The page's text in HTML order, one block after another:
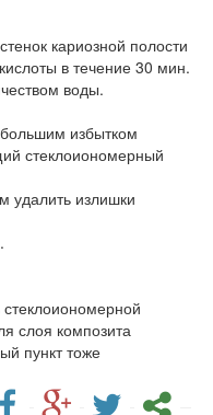
кариозной полости
в течение 30 мин.
воды.
избытком
стеклоиономерный
удалить излишки
слоя композита
пункт тоже